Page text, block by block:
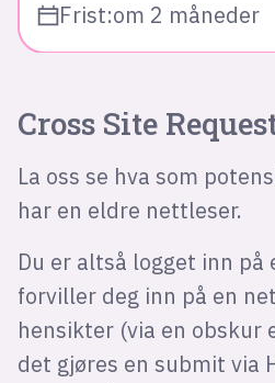
Frist:om 2 måneder
Cross Site
La oss se hva som
har en eldre nettleser.
Du er altså logget inn på
forviller deg inn på en
hensikter (via en obskur
det gjøres en submit via